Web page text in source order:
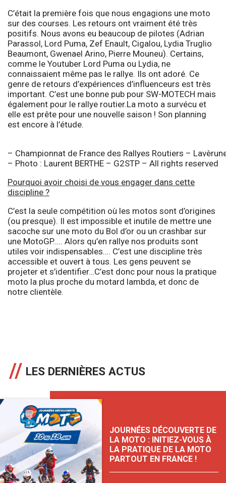
C’était la première fois que nous engagions une moto
sur des courses. Les retours ont vraiment été très
positifs. Nous avons eu beaucoup de pilotes (Adrian
Parassol, Lord Puma, Zef Enault, Cigalou, Lydia Truglio
Beaumont, Gwenael Arino, Pierre Mouneu). Certains,
comme le Youtuber Lord Puma ou Lydia, ne
connaissaient même pas le rallye. Ils ont adoré. Ce
genre de retours d’expériences d’influenceurs est très
important. C’est une bonne pub pour SW-MOTECH mais
également pour le rallye routier.La moto a survécu et
elle est prête pour une nouvelle saison ! Son planning
est encore à l’étude.
– Championnat de France des Rallyes Routiers –
– Photo : Laurent BERTHE – G2STP – All rights reserved
Pourquoi avoir choisi de vous engager dans cette
discipline ?
C’est la seule compétition où les motos sont d’origines
(ou presque). Il est impossible et inutile de mettre une
sacoche sur une moto du Bol d’or ou un crashbar sur
une MotoGP….. Alors qu’en rallye nos produits sont
utiles voir indispensables…. C’est une discipline très
accessible et ouvert à tous. Les gens peuvent se
projeter et s’identifier…C’est donc pour nous la pratique
moto la plus proche du motard lambda, et donc de
notre clientèle.
LES DERNIÈRES ACTUS
JOURNÉES DÉCOUVERTE DE
LA MOTO : INITIEZ-VOUS À
LA PRATIQUE DE LA MOTO
PARTOUT EN FRANCE !